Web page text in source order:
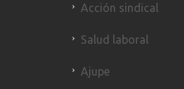
Acción sindical
Salud laboral
Ajupe